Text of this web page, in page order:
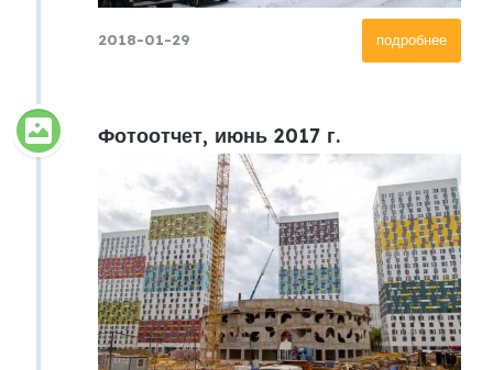
подробнее
2018-01-29
Фотоотчет, июнь 2017 г.